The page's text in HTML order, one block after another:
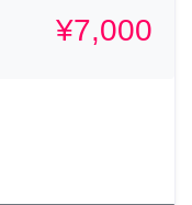
¥7,000